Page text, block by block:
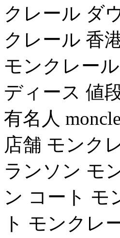
クレール ダ
クレール 香
モンクレー
ディース 値
有名人
店舗 モンク
ランソン モ
ン コート モ
ト モンクレ